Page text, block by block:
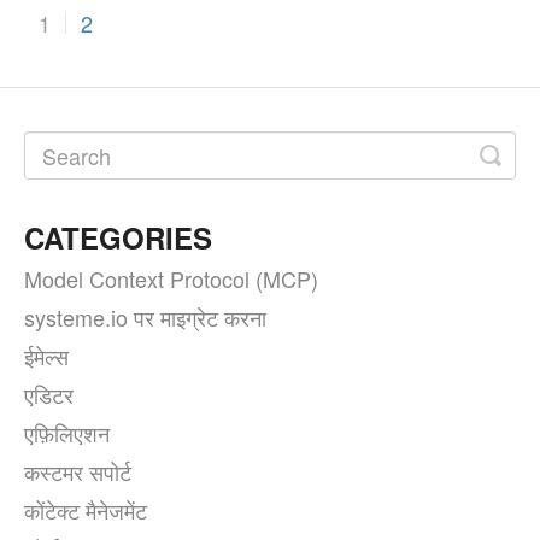
1 2
CATEGORIES
Model Context Protocol (MCP)
systeme.io पर माइग्रेट करना
ईमेल्स
एडिटर
एफ़िलिएशन
कस्टमर सपोर्ट
कोंटेक्ट मैनेजमेंट